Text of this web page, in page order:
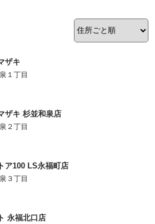
ザキ
１丁目
ザキ 杉並和泉店
２丁目
ア100 LS永福町店
３丁目
永福北口店